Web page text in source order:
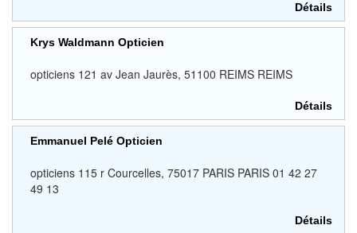
Détails
Krys Waldmann Opticien
opticiens 121 av Jean Jaurès, 51100 REIMS REIMS
Détails
Emmanuel Pelé Opticien
opticiens 115 r Courcelles, 75017 PARIS PARIS 01 42 27
49 13
Détails